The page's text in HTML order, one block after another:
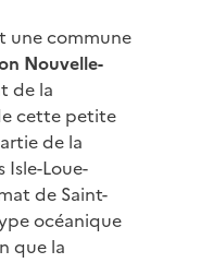
une commune
Nouvelle-
de la
cette petite
de la
Loue-
de Saint-
océanique
que la